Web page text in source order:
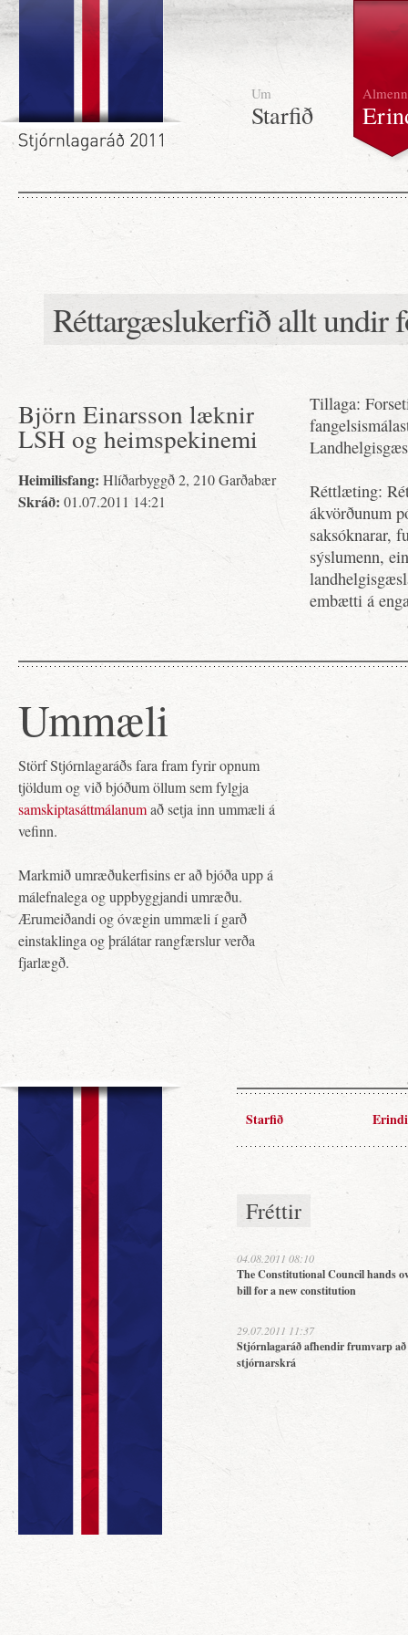
Um
Starfið
Almenn
Réttargæslukerfið allt undir
Björn Einarsson læknir
LSH og heimspekinemi
Heimilisfang: Hlíðarbyggð 2, 210 Garðabær
Skráð: 01.07.2011 14:21
Tillaga:
Réttlæting:
ákvörðunum
saksóknarar,
sýslumenn,
embætti á
Ummæli
Störf Stjórnlagaráðs fara fram fyrir opnum
tjöldum og við bjóðum öllum sem fylgja
samskiptasáttmálanumað setja inn ummæli á
vefinn.
Markmið umræðukerfisins er að bjóða upp á
málefnalega og uppbyggjandi umræðu.
Ærumeiðandi og óvægin ummæli í garð
einstaklinga og þrálátar rangfærslur verða
fjarlægð.
Starfið Erindi
Fréttir
04.08.2011 08:10
The Constitutional Council hands
bill for a new constitution
29.07.2011 11:37
Stjórnlagaráð afhendir frumvarp
stjórnarskrá